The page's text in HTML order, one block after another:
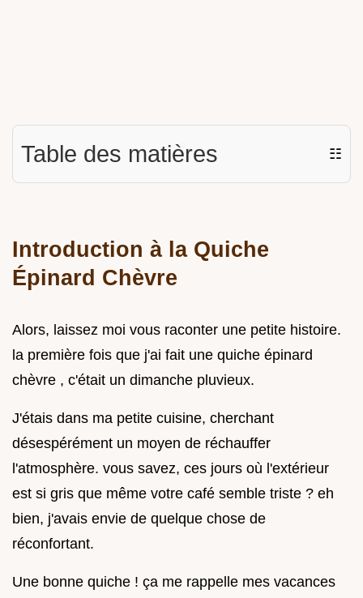
Table des matières ☷
Introduction à la Quiche
Épinard Chèvre
Alors, laissez moi vous raconter une petite histoire.
la première fois que j'ai fait une quiche épinard
chèvre , c'était un dimanche pluvieux.
J'étais dans ma petite cuisine, cherchant
désespérément un moyen de réchauffer
l'atmosphère. vous savez, ces jours où l'extérieur
est si gris que même votre café semble triste ? eh
bien, j'avais envie de quelque chose de
réconfortant.
Une bonne quiche ! ça me rappelle mes vacances